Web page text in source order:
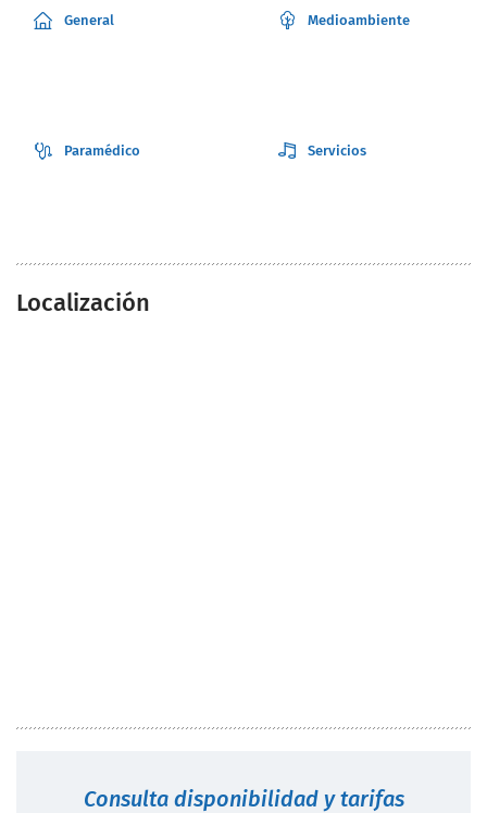
General Medioambiente
Paramédico Servicios
Localización
Consulta disponibilidad y tarifas